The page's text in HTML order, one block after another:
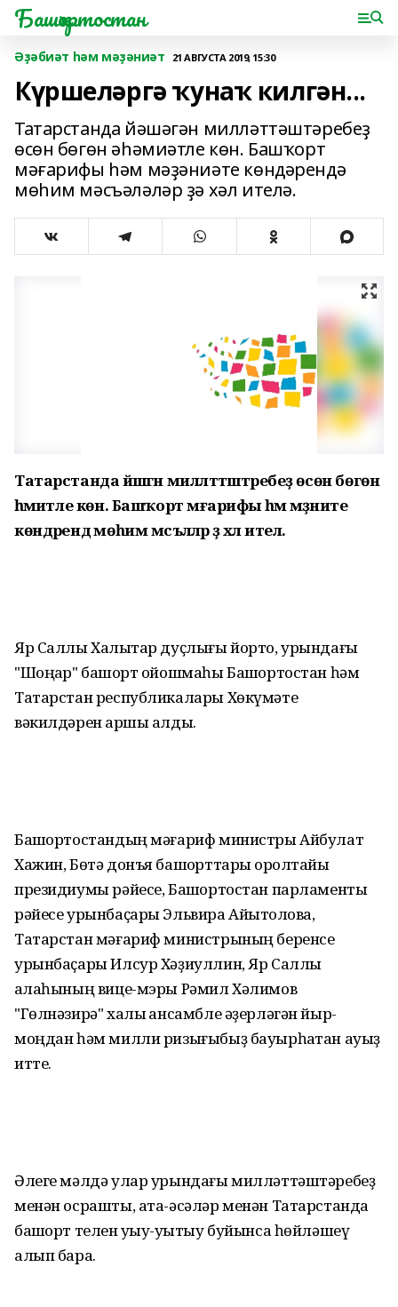
Башҡортостан
Әҙәбиәт һәм мәҙәниәт 21 АВГУСТА 2019, 15:30
Күршеләргә ҡунаҡ килгән...
Татарстанда йәшәгән милләттәштәребеҙ
өсөн бөгөн әһәмиәтле көн. Башҡорт
мәғарифы һәм мәҙәниәте көндәрендә
мөһим мәсъәләләр ҙә хәл ителә.
Татарстанда йәшәгән милләттәштәребеҙ өсөн бөгөн
әһәмиәтле көн. Башҡорт мәғарифы һәм мәҙәниәте
көндәрендә мөһим мәсъәләләр ҙә хәл ителә.
Яр Саллы Халыҡтар дуҫлығы йорто, урындағы
"Шоңҡар" башҡорт ойошмаһы Башҡортостан һәм
Татарстан республикалары Хөкүмәте
вәкилдәрен ҡаршы алды.
Башҡортостандың мәғариф министры Айбулат
Хажин, Бөтә донъя башҡорттары ҡоролтайы
президиумы рәйесе, Башҡортостан парламенты
рәйесе урынбаҫары Эльвира Айытҡолова,
Татарстан мәғариф министрының беренсе
урынбаҫары Илсур Хәҙиуллин, Яр Саллы
ҡалаһының вице-мэры Рәмил Хәлимов
"Гөлнәзирә" халыҡ ансамбле әҙерләгән йыр-
моңдан һәм милли ризығыбыҙ бауырһаҡтан ауыҙ
итте.
Әлеге мәлдә улар урындағы милләттәштәребеҙ
менән осрашты, ата-әсәләр менән Татарстанда
башҡорт телен уҡыу-уҡытыу буйынса һөйләшеү
алып бара.